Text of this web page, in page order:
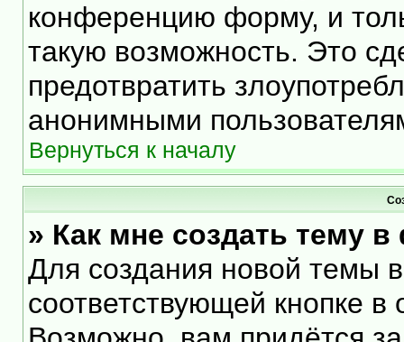
конференцию форму, и
такую возможность. Это
предотвратить
анонимными
Вернуться к началу
» Как мне создать тему
Для создания новой темы
соответствующей кнопке